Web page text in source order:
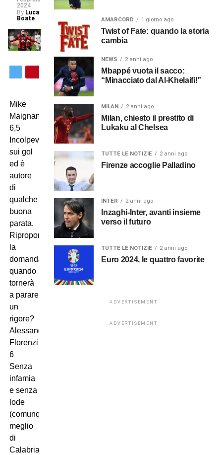
2024
By Luca
Boate
Mike
Maignan
6,5
Incolpevole
sui gol
ed è
autore
di
qualche
buona
parata.
Ripropongo
la
domanda:
quando
tornerà
a parare
un
rigore?
Alessandro
Florenzi
6
Senza
infamia
e senza
lode
(comunque
meglio
di
Calabria).
AMARCORD 1 giorno ago
Twist of Fate: quando la storia
cambia
NEWS 2 anni ago
Mbappé vuota il sacco:
“Minacciato dal Al-Khelaifi!”
MILAN 2 anni ago
Milan, chiesto il prestito di
Lukaku al Chelsea
TUTTE LE NOTIZIE 2 anni ago
Firenze accoglie Palladino
INTER 2 anni ago
Inzaghi-Inter, avanti insieme
verso il futuro
TUTTE LE NOTIZIE 2 anni ago
Euro 2024, le quattro favorite
ADVERTISEMENT
ADVERTISEMENT